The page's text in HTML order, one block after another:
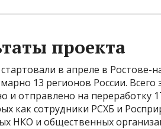
проекта
в апреле в Ростове-
13 регионов России.
и отправлено на переработку
как сотрудники РСХБ и
НКО и общественных